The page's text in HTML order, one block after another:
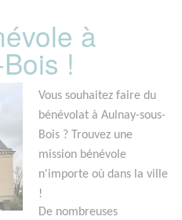
à
!
Vous souhaitez faire du
bénévolat à Aulnay-sous-
Bois ? Trouvez une
mission bénévole
n'importe où dans la ville
!
De nombreuses